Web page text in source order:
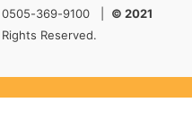
0505-369-9100 | © 2021
Reserved.